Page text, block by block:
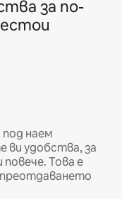
за по-
наем
ви удобства, за
Това е